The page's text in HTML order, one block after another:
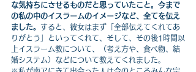
な気持ちにさせるものだと思っていたこと。今まで
の私の中のイスラームのイメージなど、全てを伝え
ました。 すると、彼女はまず「全部伝えてくれてあ
りがとう」といってくれて、そして、その後1時間以
上イスラーム教について、（考え方や、食べ物、結
婚システム）などについて教えてくれました。